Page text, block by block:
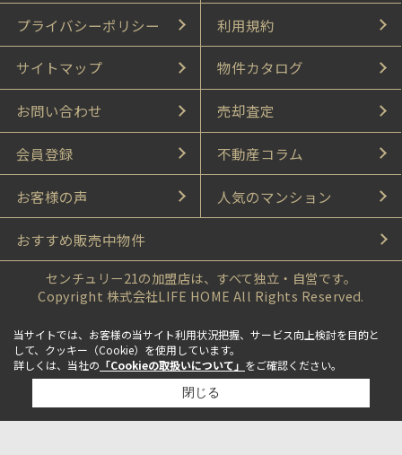
プライバシーポリシー 利用規約
サイトマップ 物件カタログ
お問い合わせ 売却査定
会員登録 不動産コラム
お客様の声 人気のマンション
おすすめ販売中物件
センチュリー21の加盟店は、すべて独立・自営です。
Copyright 株式会社LIFE HOME All Rights Reserved.
当サイトでは、お客様の当サイト利用状況把握、サービス向上検討を目的と
して、クッキー（Cookie）を使用しています。
詳しくは、当社の 「Cookieの取扱いについて」 をご確認ください。
閉じる